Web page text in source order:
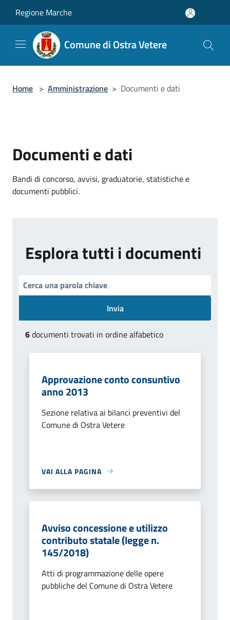
Regione Marche
Comune di Ostra Vetere
Home > Amministrazione > Documenti e dati
Documenti e dati
Bandi di concorso, avvisi, graduatorie, statistiche e
documenti pubblici.
Esplora tutti i documenti
Invia
6documenti trovati in ordine alfabetico
Approvazione conto consuntivo
anno 2013
Sezione relativa ai bilanci preventivi del
Comune di Ostra Vetere
VAI ALLA PAGINA
Avviso concessione e utilizzo
contributo statale (legge n.
145/2018)
Atti di programmazione delle opere
pubbliche del Comune di Ostra Vetere